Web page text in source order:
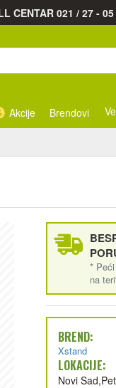
CENTAR 021 / 27 -
Akcije Brendovi
*
na
BREND:
Xstand
LOKACIJE:
Novi